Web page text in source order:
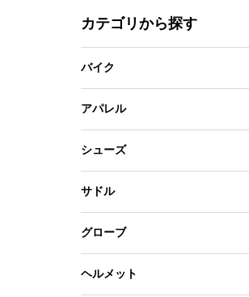
カテゴリから探す
バイク
アパレル
シューズ
サドル
グローブ
ヘルメット